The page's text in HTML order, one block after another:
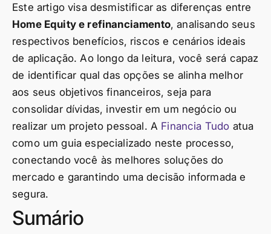
Este artigo visa desmistificar as diferenças entre
Home Equity e refinanciamento, analisando seus
respectivos benefícios, riscos e cenários ideais
de aplicação. Ao longo da leitura, você será capaz
de identificar qual das opções se alinha melhor
aos seus objetivos financeiros, seja para
consolidar dívidas, investir em um negócio ou
realizar um projeto pessoal. A Financia Tudo atua
como um guia especializado neste processo,
conectando você às melhores soluções do
mercado e garantindo uma decisão informada e
segura.
Sumário